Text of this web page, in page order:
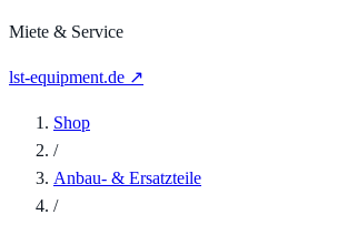
Miete & Service
lst-equipment.de ↗
Shop
/
Anbau- & Ersatzteile
/